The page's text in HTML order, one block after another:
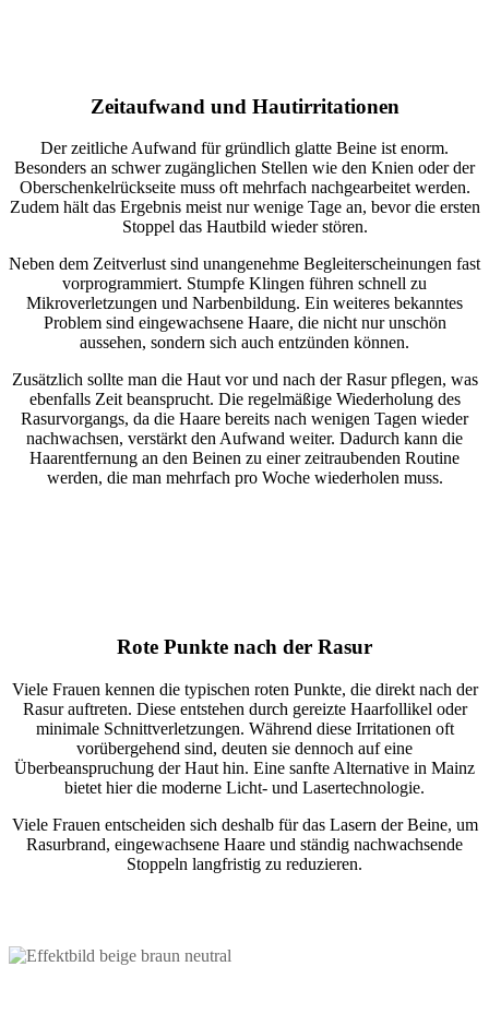
Zeitaufwand und Hautirritationen
Der zeitliche Aufwand für gründlich glatte Beine ist enorm.
Besonders an schwer zugänglichen Stellen wie den Knien oder der
Oberschenkelrückseite muss oft mehrfach nachgearbeitet werden.
Zudem hält das Ergebnis meist nur wenige Tage an, bevor die ersten
Stoppel das Hautbild wieder stören.
Neben dem Zeitverlust sind unangenehme Begleiterscheinungen fast
vorprogrammiert. Stumpfe Klingen führen schnell zu
Mikroverletzungen und Narbenbildung. Ein weiteres bekanntes
Problem sind eingewachsene Haare, die nicht nur unschön
aussehen, sondern sich auch entzünden können.
Zusätzlich sollte man die Haut vor und nach der Rasur pflegen, was
ebenfalls Zeit beansprucht. Die regelmäßige Wiederholung des
Rasurvorgangs, da die Haare bereits nach wenigen Tagen wieder
nachwachsen, verstärkt den Aufwand weiter. Dadurch kann die
Haarentfernung an den Beinen zu einer zeitraubenden Routine
werden, die man mehrfach pro Woche wiederholen muss.
Rote Punkte nach der Rasur
Viele Frauen kennen die typischen roten Punkte, die direkt nach der
Rasur auftreten. Diese entstehen durch gereizte Haarfollikel oder
minimale Schnittverletzungen. Während diese Irritationen oft
vorübergehend sind, deuten sie dennoch auf eine
Überbeanspruchung der Haut hin. Eine sanfte Alternative in Mainz
bietet hier die moderne Licht- und Lasertechnologie.
Viele Frauen entscheiden sich deshalb für das Lasern der Beine, um
Rasurbrand, eingewachsene Haare und ständig nachwachsende
Stoppeln langfristig zu reduzieren.